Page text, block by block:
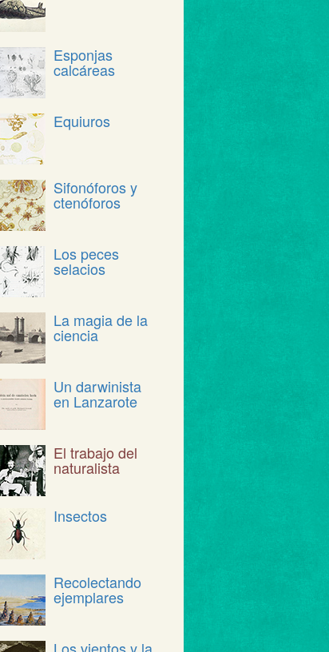
Esponjas
calcáreas
Equiuros
Sifonóforos y
ctenóforos
Los peces
selacios
La magia de la
ciencia
Un darwinista
en Lanzarote
El trabajo del
naturalista
Insectos
Recolectando
ejemplares